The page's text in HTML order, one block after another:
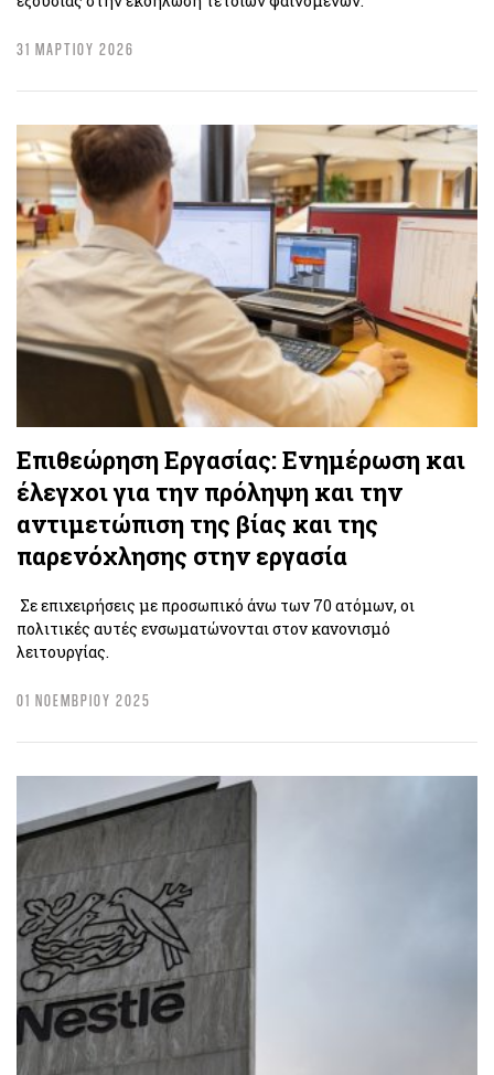
31 ΜΑΡΤΙΟΥ 2026
Επιθεώρηση Εργασίας: Ενημέρωση και
έλεγχοι για την πρόληψη και την
αντιμετώπιση της βίας και της
παρενόχλησης στην εργασία
Σε επιχειρήσεις με προσωπικό άνω των 70 ατόμων, οι
πολιτικές αυτές ενσωματώνονται στον κανονισμό
λειτουργίας.
01 ΝΟΕΜΒΡΙΟΥ 2025